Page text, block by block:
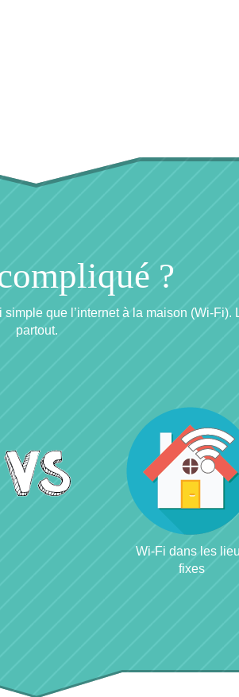
?
que l’internet à la maison (Wi-Fi).
partout.
Wi-Fi dans les
fixes